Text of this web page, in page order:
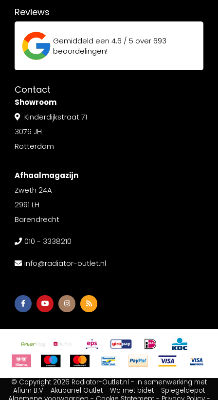
Reviews
Gemiddeld een 4.6 / 5 over693
beoordelingen!
Contact
Showroom
Kinderdijkstraat 71
3076 JH
Rotterdam
Afhaalmagazijn
Zweth 24A
2991 LH
Barendrecht
010 - 3338210
info@radiator-outlet.nl
© Copyright 2026 Radiator-Outlet.nl - in samenwerking met
Afium B.V - Akupanel Outlet - Wc met bidet - Spiegeldepot